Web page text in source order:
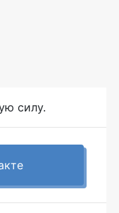
силу.